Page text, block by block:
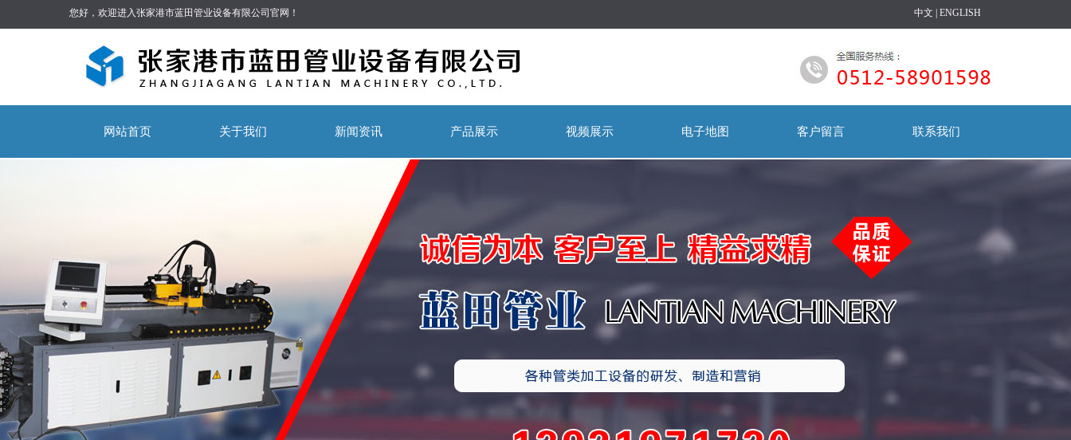
您好，欢迎进入张家港市蓝田管业设备有限公司官网！ 中文 ENGLISH
网站首页 关于我们 新闻资讯 产品展示 视频展示 电子地图 客户留言 联系我们